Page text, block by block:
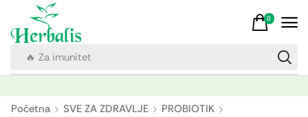
🔥 Za imunitet
0
Početna SVE ZA ZDRAVLJE
PROBIOTIK